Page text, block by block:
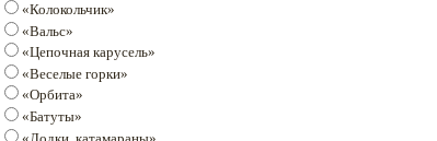
«Колокольчик»
«Вальс»
«Цепочная карусель»
«Веселые горки»
«Орбита»
«Батуты»